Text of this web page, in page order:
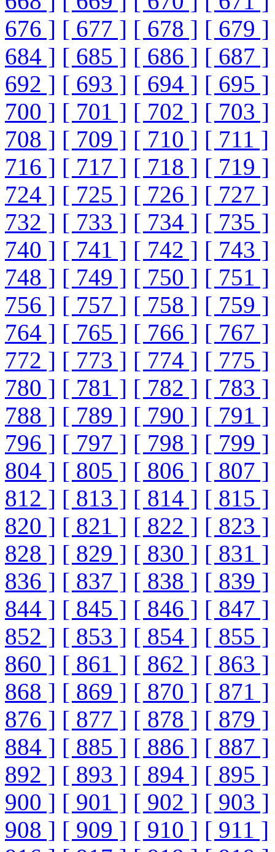
676 ] [ 677 ] [ 678 ] [ 679 ]
684 ] [ 685 ] [ 686 ] [ 687 ]
692 ] [ 693 ] [ 694 ] [ 695 ]
700 ] [ 701 ] [ 702 ] [ 703 ]
708 ] [ 709 ] [ 710 ] [ 711 ]
716 ] [ 717 ] [ 718 ] [ 719 ]
724 ] [ 725 ] [ 726 ] [ 727 ]
732 ] [ 733 ] [ 734 ] [ 735 ]
740 ] [ 741 ] [ 742 ] [ 743 ]
748 ] [ 749 ] [ 750 ] [ 751 ]
756 ] [ 757 ] [ 758 ] [ 759 ]
764 ] [ 765 ] [ 766 ] [ 767 ]
772 ] [ 773 ] [ 774 ] [ 775 ]
780 ] [ 781 ] [ 782 ] [ 783 ]
788 ] [ 789 ] [ 790 ] [ 791 ]
796 ] [ 797 ] [ 798 ] [ 799 ]
804 ] [ 805 ] [ 806 ] [ 807 ]
812 ] [ 813 ] [ 814 ] [ 815 ]
820 ] [ 821 ] [ 822 ] [ 823 ]
828 ] [ 829 ] [ 830 ] [ 831 ]
836 ] [ 837 ] [ 838 ] [ 839 ]
844 ] [ 845 ] [ 846 ] [ 847 ]
852 ] [ 853 ] [ 854 ] [ 855 ]
860 ] [ 861 ] [ 862 ] [ 863 ]
868 ] [ 869 ] [ 870 ] [ 871 ]
876 ] [ 877 ] [ 878 ] [ 879 ]
884 ] [ 885 ] [ 886 ] [ 887 ]
892 ] [ 893 ] [ 894 ] [ 895 ]
900 ] [ 901 ] [ 902 ] [ 903 ]
908 ] [ 909 ] [ 910 ] [ 911 ]